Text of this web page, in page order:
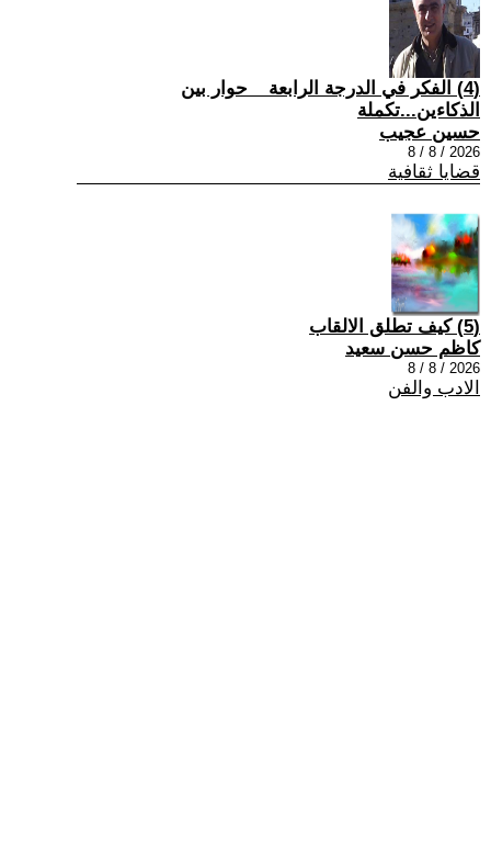
(4) الفكر في الدرجة الرابعة _ حوار بين
الذكاءين...تكملة
حسين عجيب
2026 / 8 / 8
قضايا ثقافية
(5) كيف تطلق الالقاب
كاظم حسن سعيد
2026 / 8 / 8
الادب والفن